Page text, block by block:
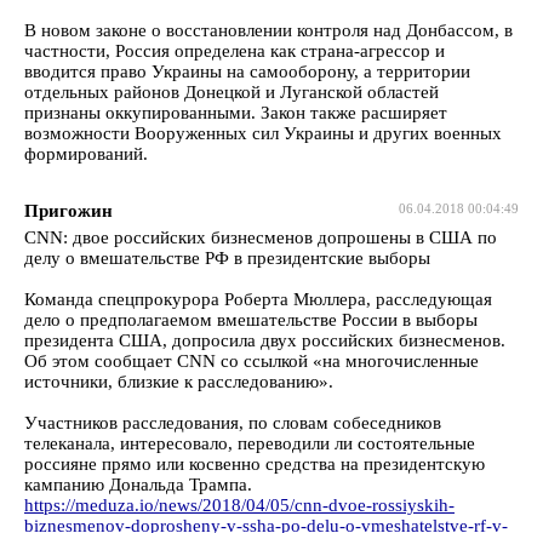
В новом законе о восстановлении контроля над Донбассом, в
частности, Россия определена как страна-агрессор и
вводится право Украины на самооборону, а территории
отдельных районов Донецкой и Луганской областей
признаны оккупированными. Закон также расширяет
возможности Вооруженных сил Украины и других военных
формирований.
06.04.2018 00:04:49
Пригожин
CNN: двое российских бизнесменов допрошены в США по
делу о вмешательстве РФ в президентские выборы
Команда спецпрокурора Роберта Мюллера, расследующая
дело о предполагаемом вмешательстве России в выборы
президента США, допросила двух российских бизнесменов.
Об этом сообщает CNN со ссылкой «на многочисленные
источники, близкие к расследованию».
Участников расследования, по словам собеседников
телеканала, интересовало, переводили ли состоятельные
россияне прямо или косвенно средства на президентскую
кампанию Дональда Трампа.
https://meduza.io/news/2018/04/05/cnn-dvoe-rossiyskih-
biznesmenov-doprosheny-v-ssha-po-delu-o-vmeshatelstve-rf-v-